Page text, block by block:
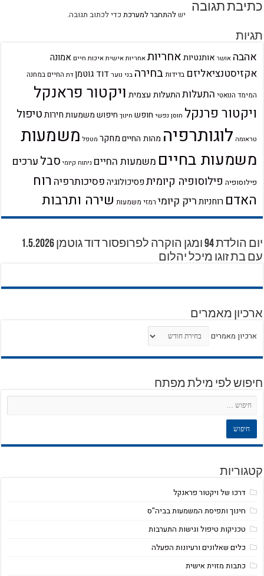
כתיבת תגובה
ישלהתחבר למערכת כדי לכתוב תגובה.
תגיות
אהבה אושר אותנטיותאחריותאחריות אישיתאיכות חיים אמונה
אקזיסטנציאליזם בדידותבחירה בני נוער דוד גוטמן דת החיים במחנה
המימד הנואטי התעלותהתעלות עצמית ויקטור פראנקל
ויקטור פרנקל חוסן נפשי חופש חינוך חיפוש משמעותחירותטיפול
טראומה לוגותרפיה מהות החייםמחקר מטפל משמעות
משמעות בחיים משמעות החיים ניתוח קיומי סבלערכים
פילוסופיה פילוסופיה קיומיתפסיכולוגיהפסיכותרפיה רוח
האדם רוחניותריק קיומי רמזי משמעות שירה ותרבות
יום הולדת 94 ומגן הוקרה לפרופסור דוד גוטמן 1.5.2026
עם בת זוגו מיכל יהלום
ארכיון מאמרים
ארכיון מאמרים
חיפוש לפי מילת מפתח
קטגוריות
דרכו של ויקטור פראנקל
חינוך ותפיסת המשמעות בביה"ס
טכניקות טיפול וגישות התערבות
כלים שאלונים ורעיונות הפעלה
כתבות מזוית אישית